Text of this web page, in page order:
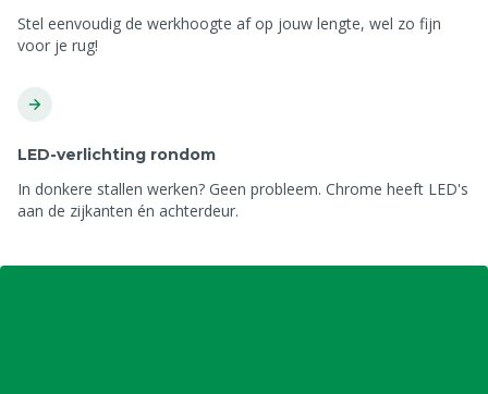
Stel eenvoudig de werkhoogte af op jouw lengte, wel zo fijn
voor je rug!
LED-verlichting rondom
In donkere stallen werken? Geen probleem. Chrome heeft LED's
aan de zijkanten én achterdeur.